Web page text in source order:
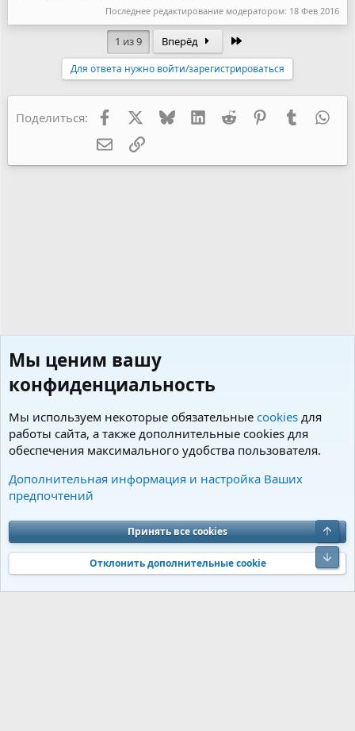
Последнее редактирование модератором: 18 Фев 2016
1 из 9 Вперёд
Для ответа нужно войти/зарегистрироваться
Поделиться: Facebook BlueskyLinkedInReddit PinterestTumblr
Электронная почта
Ссылка
Странички питомников
Cookies Charm by DCom
Обратная связь
Условия и правила
Политика конфиденциальности
Помощь
S
S
Community platform by XenForo® © 2010-2026 XenForo Ltd. Перевод от
Jumuro®|Media embeds via s9e/MediaSites
Мы ценим вашу
конфиденциальность
Мы используем некоторые обязательные cookies для
работы сайта, а также дополнительные cookies для
обеспечения максимального удобства пользователя.
Дополнительная информация и настройка Ваших
предпочтений
Принять все cookies
Отклонить дополнительные cookie
Верх
Низ